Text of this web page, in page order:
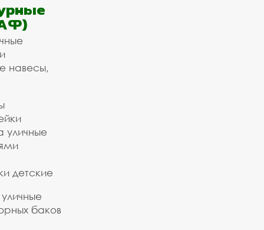
навесы,
уличные
детские
баков